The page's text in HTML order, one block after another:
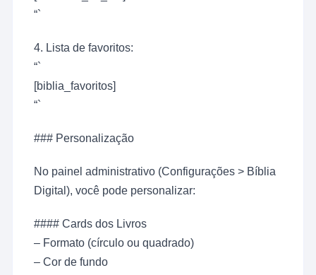
“`
4. Lista de favoritos:
“`
[biblia_favoritos]
“`
### Personalização
No painel administrativo (Configurações > Bíblia
Digital), você pode personalizar:
#### Cards dos Livros
– Formato (círculo ou quadrado)
– Cor de fundo